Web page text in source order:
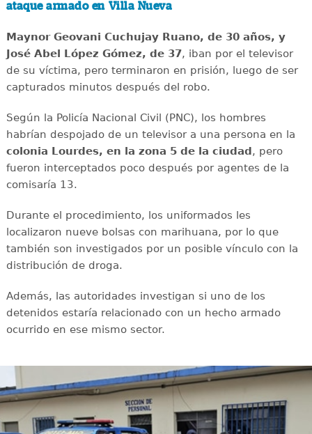
ataque armado en Villa Nueva
Maynor Geovani Cuchujay Ruano, de 30 años, y
José Abel López Gómez, de 37, iban por el televisor
de su víctima, pero terminaron en prisión, luego de ser
capturados minutos después del robo.
Según la Policía Nacional Civil (PNC), los hombres
habrían despojado de un televisor a una persona en la
colonia Lourdes, en la zona 5 de la ciudad , pero
fueron interceptados poco después por agentes de la
comisaría 13.
Durante el procedimiento, los uniformados les
localizaron nueve bolsas con marihuana, por lo que
también son investigados por un posible vínculo con la
distribución de droga.
Además, las autoridades investigan si uno de los
detenidos estaría relacionado con un hecho armado
ocurrido en ese mismo sector.